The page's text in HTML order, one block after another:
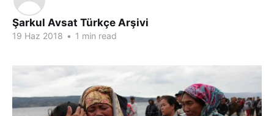
Şarkul Avsat Türkçe Arşivi
19 Haz 2018 • 1 min read